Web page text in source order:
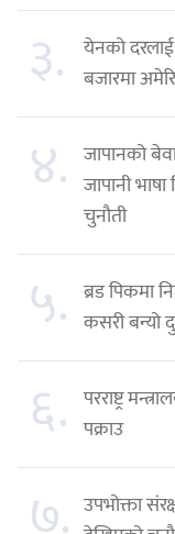
३.
येनको
बजारमा
४. जापानको
जापानी
चुनौती
५. ब्रड पिकमा
कसरी बन्यो
६. परराष्ट्र
पक्राउ
उपभोक्ता